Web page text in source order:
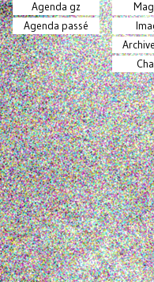
Agenda gz
Agenda passé